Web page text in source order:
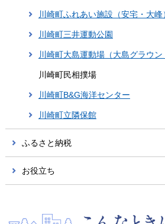
川崎町ふれあい施設（安宅・大峰
川崎町三井運動公園
川崎町大島運動場（大島グラウン
川崎町民相撲場
川崎町B&G海洋センター
川崎町立隣保館
ふるさと納税
お役立ち